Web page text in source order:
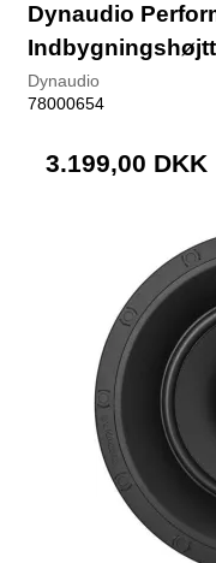
Dynaudio
Dynaudio
78000654
3.199,00 DKK